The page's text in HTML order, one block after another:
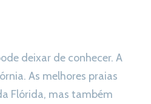
deixar de conhecer. A
As melhores praias
Flórida, mas também